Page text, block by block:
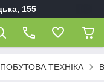
155
ТЕХНІКА